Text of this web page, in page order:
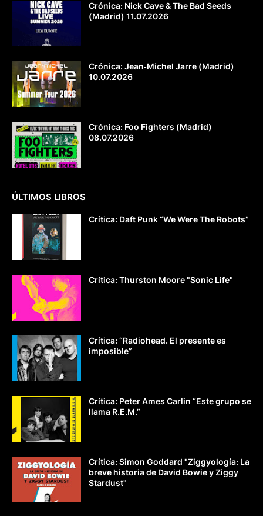
Crónica: Nick Cave & The Bad Seeds
(Madrid) 11.07.2026
Crónica: Jean‐Michel Jarre (Madrid)
10.07.2026
Crónica: Foo Fighters (Madrid)
08.07.2026
ÚLTIMOS LIBROS
Crítica: Daft Punk “We Were The Robots”
Crítica: Thurston Moore "Sonic Life"
Crítica: “Radiohead. El presente es
imposible”
Crítica: Peter Ames Carlin “Este grupo se
llama R.E.M.”
Crítica: Simon Goddard "Ziggyología: La
breve historia de David Bowie y Ziggy
Stardust"